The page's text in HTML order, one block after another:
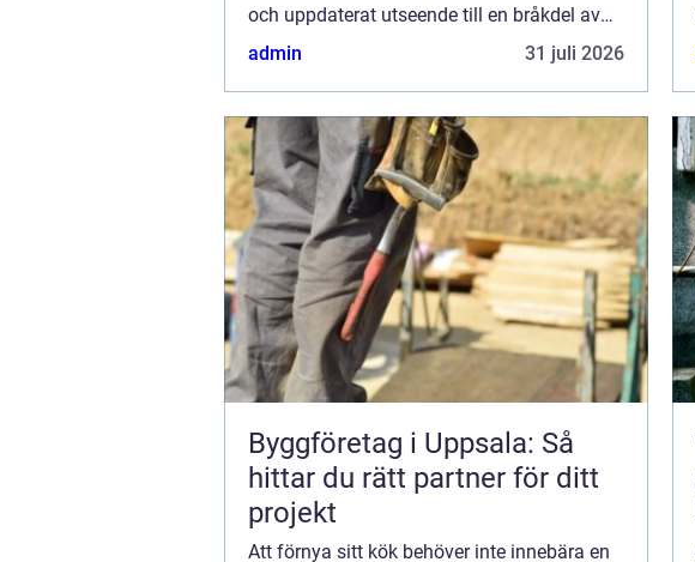
och uppdaterat utseende till en bråkdel av
kostnaden för nya luckor. I St...
admin 31 juli 2026
Byggföretag i Uppsala: Så
hittar du rätt partner för ditt
projekt
Att förnya sitt kök behöver inte innebära en